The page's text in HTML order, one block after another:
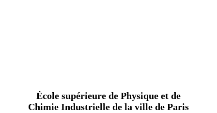
École supérieure de Physique et de
Chimie Industrielle de la ville de Paris